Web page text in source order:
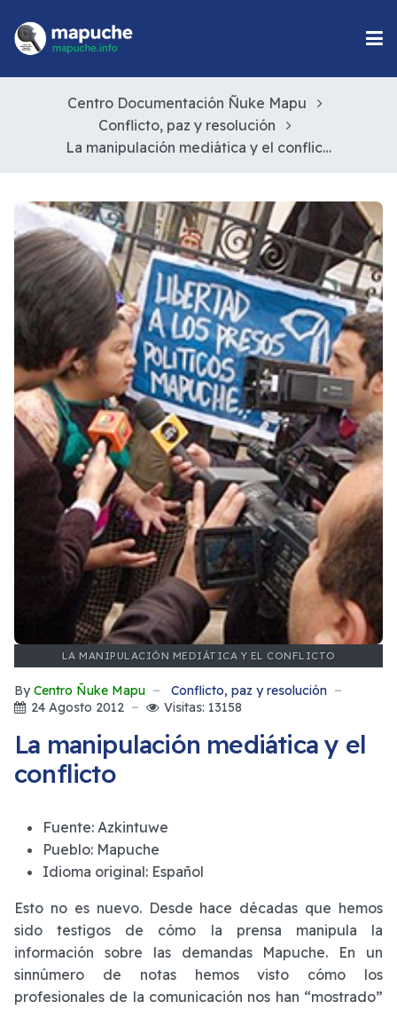
Centro Documentación Ñuke Mapu
Conflicto, paz y resolución
La manipulación mediática y el conflicto
LA MANIPULACIÓN MEDIÁTICA Y EL CONFLICTO
By Centro Ñuke Mapu
Conflicto, paz y resolución
24 Agosto 2012
Visitas: 13158
La manipulación mediática y el
conflicto
Fuente: Azkintuwe
Pueblo: Mapuche
Idioma original: Español
Esto no es nuevo. Desde hace décadas que hemos
sido testigos de cómo la prensa manipula la
información sobre las demandas Mapuche. En un
sinnúmero de notas hemos visto cómo los
profesionales de la comunicación nos han “mostrado”